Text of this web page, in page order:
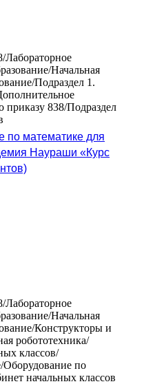
Лабораторное
Начальная
Подраздел 1.
приказу 838/Подраздел
по математике для
Наураши «Курс
Лабораторное
Начальная
Конструкторы и
робототехника/
классов/
Оборудование по
начальных классов